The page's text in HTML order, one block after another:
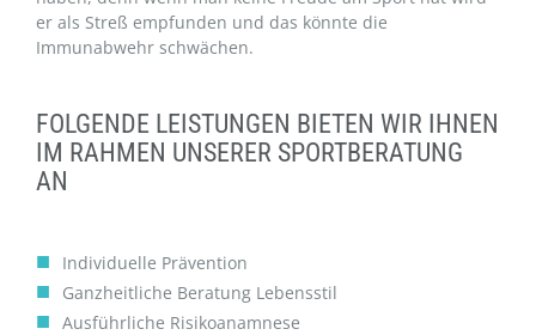
er als Streß empfunden und das könnte die
Immunabwehr schwächen.
FOLGENDE LEISTUNGEN BIETEN WIR IHNEN
IM RAHMEN UNSERER SPORTBERATUNG
AN
Individuelle Prävention
Ganzheitliche Beratung Lebensstil
Ausführliche Risikoanamnese